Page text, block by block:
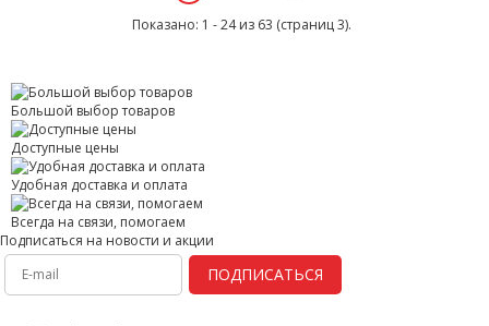
Показано: 1 - 24 из 63 (страниц 3).
Большой выбор товаров
Доступные цены
Удобная доставка и оплата
Всегда на связи, помогаем
Подписаться на новости и акции
ПОДПИСАТЬСЯ